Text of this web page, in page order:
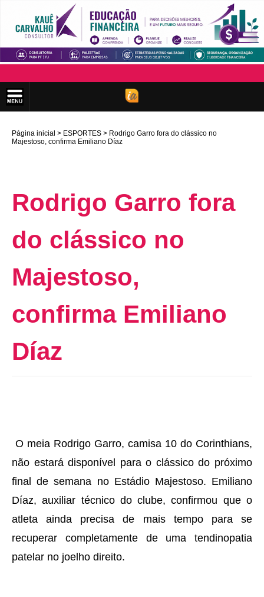
Página inicial ESPORTES
Rodrigo Garro fora do clássico no
Majestoso, confirma Emiliano Díaz
Rodrigo Garro fora
do clássico no
Majestoso,
confirma Emiliano
Díaz
O meia Rodrigo Garro, camisa 10 do Corinthians,
não estará disponível para o clássico do próximo
final de semana no Estádio Majestoso. Emiliano
Díaz, auxiliar técnico do clube, confirmou que o
atleta ainda precisa de mais tempo para se
recuperar completamente de uma tendinopatia
patelar no joelho direito.